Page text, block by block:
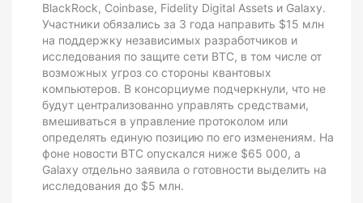
BlackRock, Coinbase, Fidelity Digital Assets и Galaxy.
Участники обязались за 3 года направить $15 млн
на поддержку независимых разработчиков и
исследования по защите сети BTC, в том числе от
возможных угроз со стороны квантовых
компьютеров. В консорциуме подчеркнули, что не
будут централизованно управлять средствами,
вмешиваться в управление протоколом или
определять единую позицию по его изменениям. На
фоне новости BTC опускался ниже $65 000, а
Galaxy отдельно заявила о готовности выделить на
исследования до $5 млн.